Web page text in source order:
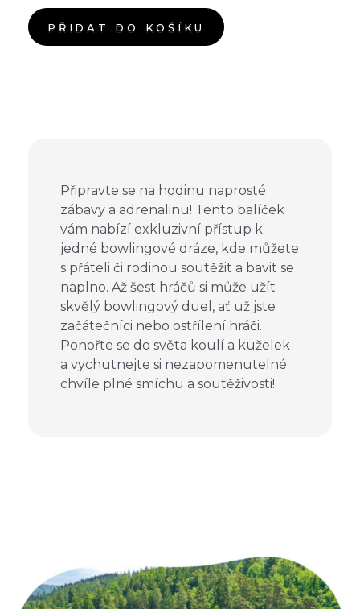
PŘIDAT DO KOŠÍKU
Připravte se na hodinu naprosté
zábavy a adrenalinu! Tento balíček
vám nabízí exkluzivní přístup k
jedné bowlingové dráze, kde můžete
s přáteli či rodinou soutěžit a bavit se
naplno. Až šest hráčů si může užít
skvělý bowlingový duel, ať už jste
začátečníci nebo ostřílení hráči.
Ponořte se do světa koulí a kuželek
a vychutnejte si nezapomenutelné
chvíle plné smíchu a soutěživosti!